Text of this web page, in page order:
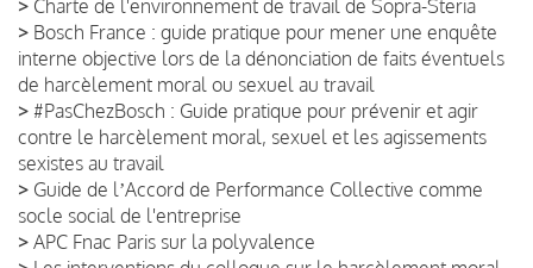
> Charte de l'environnement de travail de Sopra-Steria
> Bosch France : guide pratique pour mener une enquête
interne objective lors de la dénonciation de faits éventuels
de harcèlement moral ou sexuel au travail
> #PasChezBosch : Guide pratique pour prévenir et agir
contre le harcèlement moral, sexuel et les agissements
sexistes au travail
> Guide de lʼAccord de Performance Collective comme
socle social de l'entreprise
> APC Fnac Paris sur la polyvalence